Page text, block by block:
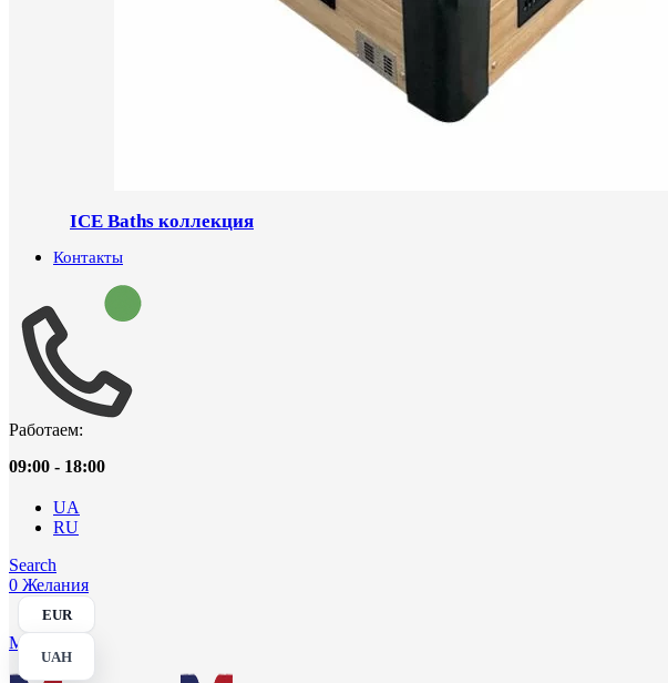
ICE Baths коллекция
Контакты
Работаем:
09:00 - 18:00
UA
RU
Search
0 Желания
EUR
UAH
Menu